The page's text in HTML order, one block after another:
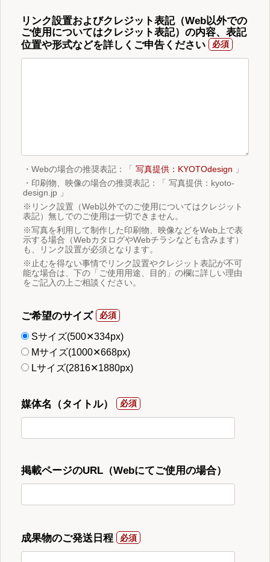
リンク設置およびクレジット表記（Web以外での
ご使用についてはクレジット表記）の内容、表記
位置や形式などを詳しくご申告ください
・Webの場合の推奨表記：「 写真提供：KYOTOdesign 」
・印刷物、映像の場合の推奨表記：「 写真提供：kyoto-
design.jp 」
※リンク設置（Web以外でのご使用についてはクレジット
表記）無しでのご使用は一切できません。
※写真を利用して制作した印刷物、映像などをWeb上で表
示する場合（WebカタログやWebチラシなども含みます）
も、リンク設置が必須となります。
※止むを得ない事情でリンク設置やクレジット表記が不可
能な場合は、下の「ご使用用途、目的」の欄に詳しい理由
をご記入の上ご相談ください。
ご希望のサイズ
Sサイズ(500✕334px)
Mサイズ(1000✕668px)
Lサイズ(2816✕1880px)
媒体名（タイトル）
掲載ページのURL（Webにてご使用の場合）
成果物のご発送日程